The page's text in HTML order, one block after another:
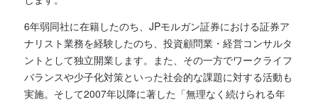
6年弱同社に在籍したのち、JPモルガン証券における証券ア
ナリスト業務を経験したのち、投資顧問業・経営コンサルタ
ントとして独立開業します。また、その一方でワークライフ
バランスや少子化対策といった社会的な課題に対する活動も
実施。そして2007年以降に著した「無理なく続けられる年